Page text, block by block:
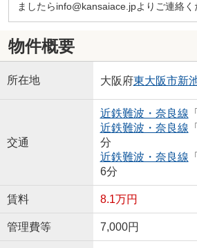
ましたらinfo@kansaiace.jpよりご連絡
物件概要
所在地 大阪府東大阪市新
交通
近鉄難波・奈良線 「
近鉄難波・奈良線 「
分
近鉄難波・奈良線 「
6分
賃料 8.1万円
管理費等 7,000円